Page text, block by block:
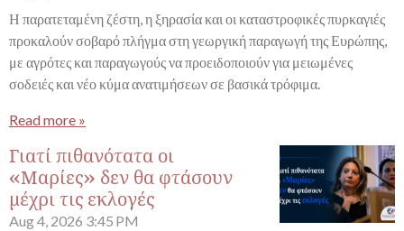
Η παρατεταμένη ζέστη, η ξηρασία και οι καταστροφικές πυρκαγιές
προκαλούν σοβαρό πλήγμα στη γεωργική παραγωγή της Ευρώπης,
με αγρότες και παραγωγούς να προειδοποιούν για μειωμένες
σοδειές και νέο κύμα ανατιμήσεων σε βασικά τρόφιμα.
Read more »
Γιατί πιθανότατα οι
«Μαρίες» δεν θα φτάσουν
μέχρι τις εκλογές
Aug 4, 2026 3:45 PM